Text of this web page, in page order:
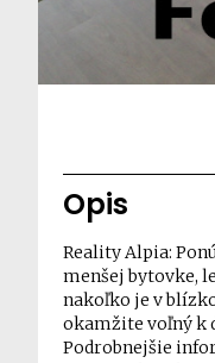
Opis
Reality Alpia:
menšej bytovke,
nakoľko je v
okamžite voľný k
Podrobnejšie